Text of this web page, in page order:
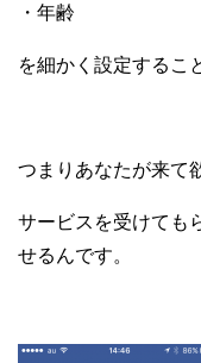
・年齢
を細かく設定するこ
つまりあなたが来て
サービスを受けても
せるんです。